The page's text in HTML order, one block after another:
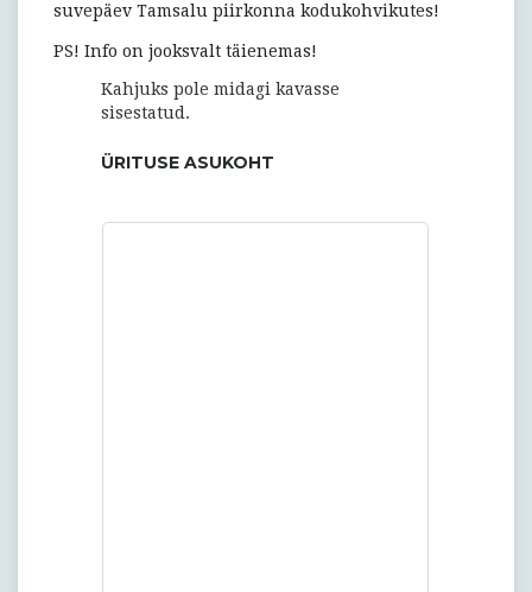
suvepäev Tamsalu piirkonna kodukohvikutes!
PS! Info on jooksvalt täienemas!
Kahjuks pole midagi kavasse
sisestatud.
ÜRITUSE ASUKOHT